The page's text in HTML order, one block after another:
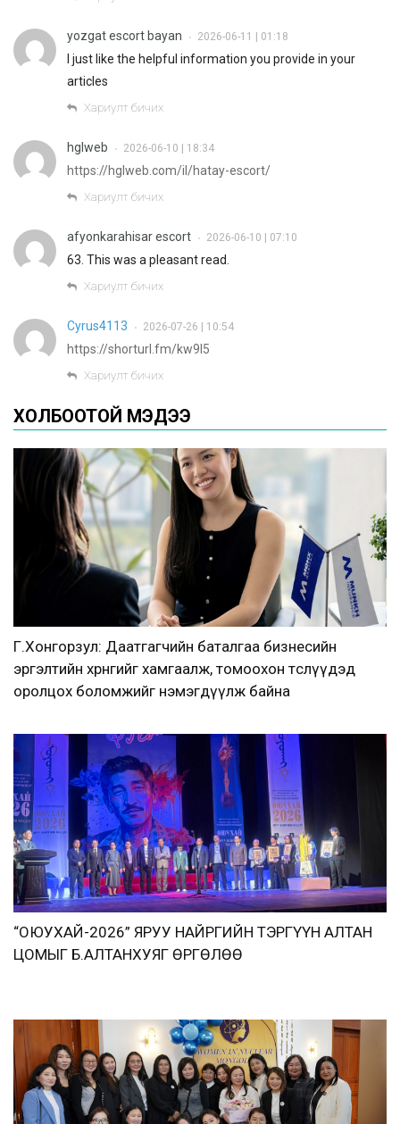
yozgat escort bayan • 2026-06-11 | 01:18
I just like the helpful information you provide in your
articles
Хариулт бичих
hglweb • 2026-06-10 | 18:34
https://hglweb.com/il/hatay-escort/
Хариулт бичих
afyonkarahisar escort • 2026-06-10 | 07:10
63. This was a pleasant read.
Хариулт бичих
Cyrus4113 • 2026-07-26 | 10:54
https://shorturl.fm/kw9l5
Хариулт бичих
ХОЛБООТОЙ МЭДЭЭ
Г.Хонгорзул: Даатгагчийн баталгаа бизнесийн
эргэлтийн хөрөнгийг хамгаалж, томоохон төслүүдэд
оролцох боломжийг нэмэгдүүлж байна
“ОЮУХАЙ-2026” ЯРУУ НАЙРГИЙН ТЭРГҮҮН АЛТАН
ЦОМЫГ Б.АЛТАНХУЯГ ӨРГӨЛӨӨ